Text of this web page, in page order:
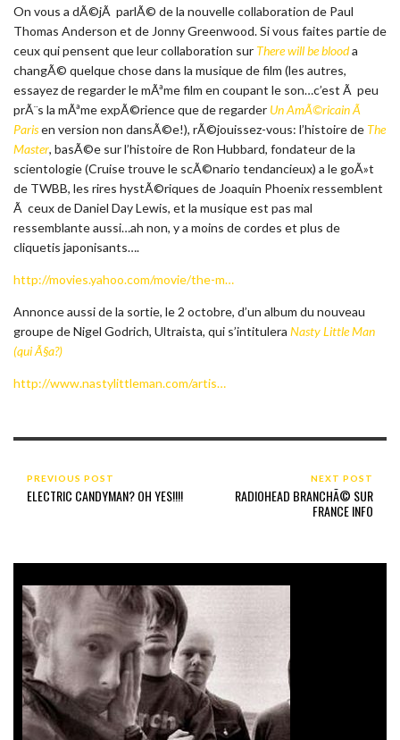
On vous a dÃ©jÃ parlÃ© de la nouvelle collaboration de Paul
Thomas Anderson et de Jonny Greenwood. Si vous faites partie de
ceux qui pensent que leur collaboration sur There will be blooda
changÃ© quelque chose dans la musique de film (les autres,
essayez de regarder le mÃªme film en coupant le son…c’est Ã peu
prÃ¨s la mÃªme expÃ©rience que de regarder Un AmÃ©ricain Ã
Parisen version non dansÃ©e!), rÃ©jouissez-vous: l’histoire de The
Master, basÃ©e sur l’histoire de Ron Hubbard, fondateur de la
scientologie (Cruise trouve le scÃ©nario tendancieux) a le goÃ»t
de TWBB, les rires hystÃ©riques de Joaquin Phoenix ressemblent
Ã ceux de Daniel Day Lewis, et la musique est pas mal
ressemblante aussi…ah non, y a moins de cordes et plus de
cliquetis japonisants….
http://movies.yahoo.com/movie/the-m…
Annonce aussi de la sortie, le 2 octobre, d’un album du nouveau
groupe de Nigel Godrich, Ultraista, qui s’intitulera Nasty Little Man
(qui Ã§a?)
http://www.nastylittleman.com/artis…
PREVIOUS POST
ELECTRIC CANDYMAN? OH YES!!!!
NEXT POST
RADIOHEAD BRANCHÃ© SUR
FRANCE INFO